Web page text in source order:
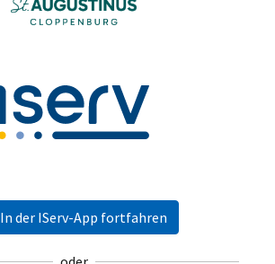
In der IServ-App fortfahren